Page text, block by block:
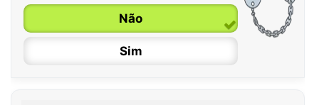
6 / 36 meses
Não
Sim